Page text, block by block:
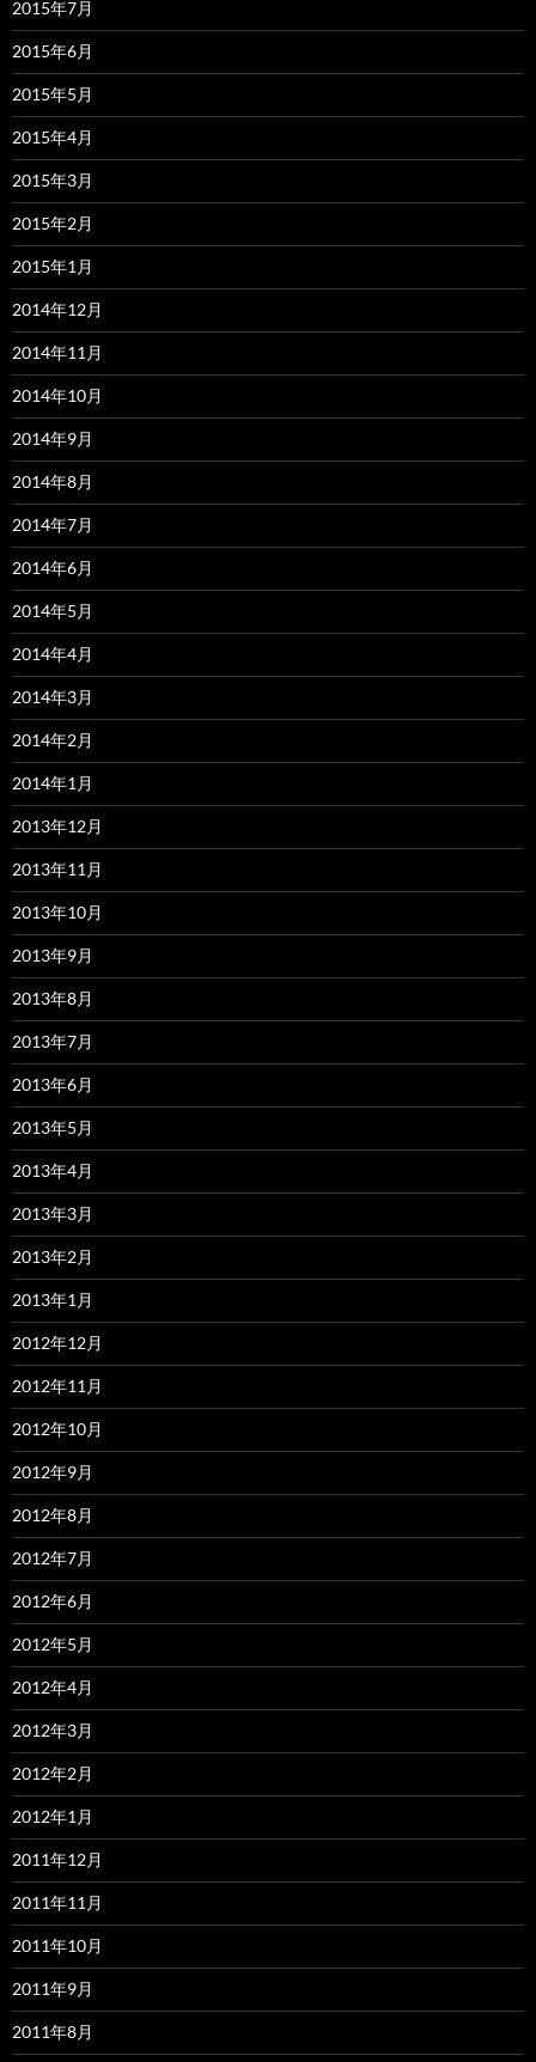
2015年7月
2015年6月
2015年5月
2015年4月
2015年3月
2015年2月
2015年1月
2014年12月
2014年11月
2014年10月
2014年9月
2014年8月
2014年7月
2014年6月
2014年5月
2014年4月
2014年3月
2014年2月
2014年1月
2013年12月
2013年11月
2013年10月
2013年9月
2013年8月
2013年7月
2013年6月
2013年5月
2013年4月
2013年3月
2013年2月
2013年1月
2012年12月
2012年11月
2012年10月
2012年9月
2012年8月
2012年7月
2012年6月
2012年5月
2012年4月
2012年3月
2012年2月
2012年1月
2011年12月
2011年11月
2011年10月
2011年9月
2011年8月